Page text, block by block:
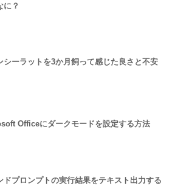
に？
シーラットを3か月飼って感じた良さと不安
Officeにダークモードを設定する方法
ドプロンプトの実行結果をテキスト出力する